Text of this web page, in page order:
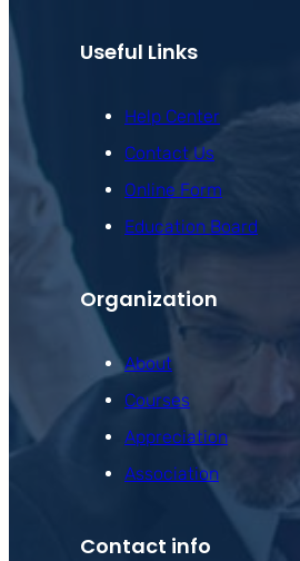
Useful Links
Help Center
Contact Us
Online Form
Education Board
Organization
About
Courses
Appreciation
Association
Contact info